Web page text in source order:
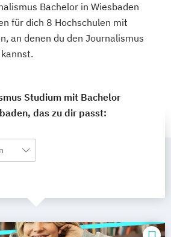
Bachelor in Wiesbaden
für dich 8 Hochschulen mit
an denen du den Journalismus
Studium mit Bachelor
das zu dir passt: